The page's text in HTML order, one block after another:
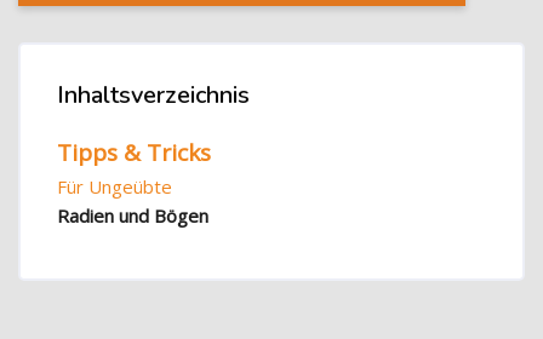
Inhaltsverzeichnis überspringen
Inhaltsverzeichnis
Tipps & Tricks
Für Ungeübte
Radien und Bögen